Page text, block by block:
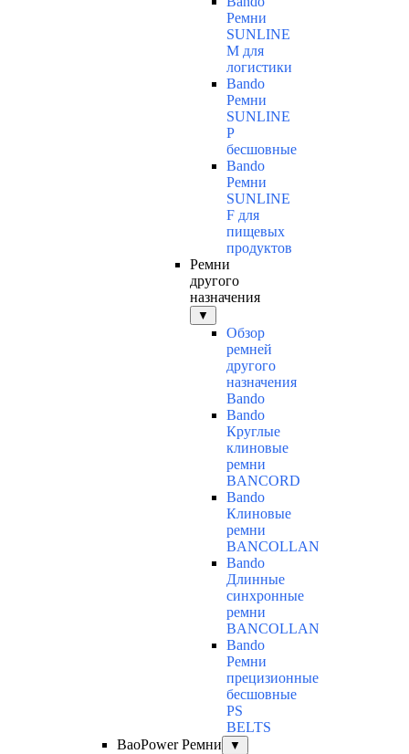
Ремни
SUNLINE
M для
логистики
Bando
Ремни
SUNLINE
P
бесшовные
Bando
Ремни
SUNLINE
F для
пищевых
продуктов
Ремни
другого
назначения
▼
Обзор
ремней
другого
назначения
Bando
Bando
Круглые
клиновые
ремни
BANCORD
Bando
Клиновые
ремни
BANCOLLAN
Bando
Длинные
синхронные
ремни
BANCOLLAN
Bando
Ремни
прецизионные
бесшовные
PS
BELTS
BaoPower Ремни
▼